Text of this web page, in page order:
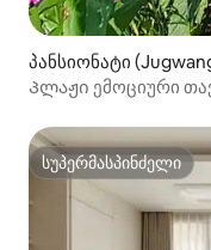
პანსიონატი
n)
Პლაჟი ემოციური
სამკურნალო
სუპერმასპინძელი
სუპერმასპინძელი